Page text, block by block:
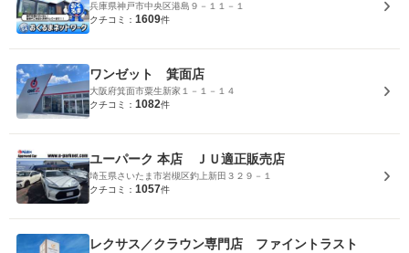
兵庫県神戸市中央区港島９－１１－１
クチコミ： 1609件
ワンゼット 箕面店
大阪府箕面市粟生新家１－１－１４
クチコミ： 1082件
ユーパーク 本店 ＪＵ適正販売店
埼玉県さいたま市岩槻区釣上新田３２９－１
クチコミ： 1057件
レクサス／クラウン専門店 ファイントラスト